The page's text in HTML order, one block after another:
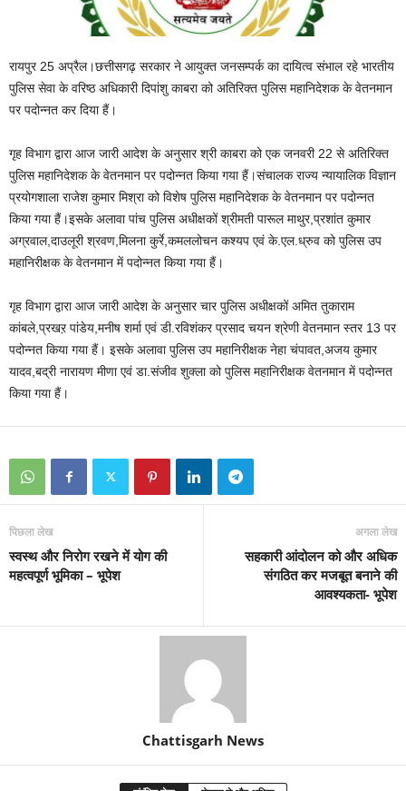
रायपुर 25 अप्रैल।छत्तीसगढ़ सरकार ने आयुक्त जनसम्पर्क का दायित्व संभाल रहे भारतीय
पुलिस सेवा के वरिष्ठ अधिकारी दिपांशु काबरा को अतिरिक्त पुलिस महानिदेशक के वेतनमान
पर पदोन्नत कर दिया हैं।
गृह विभाग द्वारा आज जारी आदेश के अनुसार श्री काबरा को एक जनवरी 22 से अतिरिक्त
पुलिस महानिदेशक के वेतनमान पर पदोन्नत किया गया हैं।संचालक राज्य न्यायालिक विज्ञान
प्रयोगशाला राजेश कुमार मिश्रा को विशेष पुलिस महानिदेशक के वेतनमान पर पदोन्नत
किया गया हैं।इसके अलावा पांच पुलिस अधीक्षकों श्रीमती पारूल माथुर,प्रशांत कुमार
अग्रवाल,दाउलूरी श्रवण,मिलना कुर्रे,कमललोचन कश्यप एवं के.एल.ध्रुव को पुलिस उप
महानिरीक्षक के वेतनमान में पदोन्नत किया गया हैं।
गृह विभाग द्वारा आज जारी आदेश के अनुसार चार पुलिस अधीक्षकों अमित तुकाराम
कांबले,प्रखऱ पांडेय,मनीष शर्मा एवं डी.रविशंकर प्रसाद चयन श्रेणी वेतनमान स्तर 13 पर
पदोन्नत किया गया हैं। इसके अलावा पुलिस उप महानिरीक्षक नेहा चंपावत,अजय कुमार
यादव,बद्री नारायण मीणा एवं डा.संजीव शुक्ला को पुलिस महानिरीक्षक वेतनमान में पदोन्नत
किया गया हैं।
पिछला लेख
स्वस्थ और निरोग रखने में योग की
महत्वपूर्ण भूमिका – भूपेश
अगला लेख
सहकारी आंदोलन को और अधिक
संगठित कर मजबूत बनाने की
आवश्यकता- भूपेश
Chattisgarh News